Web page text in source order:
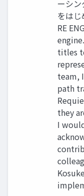
ーシ
をは
RE
titles
team,
path
they
I